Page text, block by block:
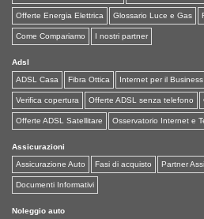
Offerte Energia Elettrica Glossario Luce e Gas
Come Compariamo I nostri partner
Adsl
ADSL Casa
Fibra Ottica Internet per il Business
Verifica copertura Offerte ADSL senza telefono
Offerte ADSL Satellitare Osservatorio Internet e
Assicurazioni
Assicurazione Auto
Fasi di acquisto Partner
Documenti Informativi
Noleggio auto